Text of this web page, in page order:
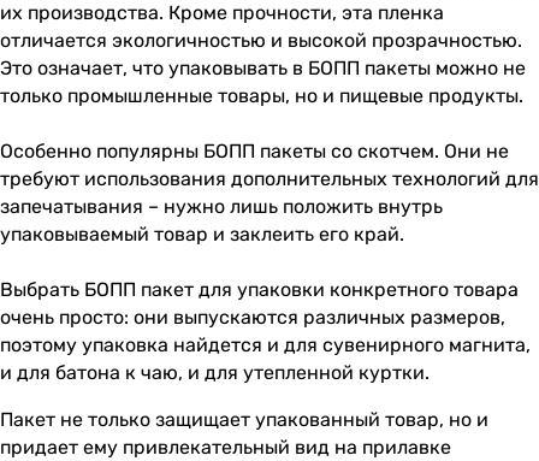
их производства. Кроме прочности, эта пленка
отличается экологичностью и высокой прозрачностью.
Это означает, что упаковывать в БОПП пакеты можно не
только промышленные товары, но и пищевые продукты.
Особенно популярны БОПП пакеты со скотчем. Они не
требуют использования дополнительных технологий для
запечатывания – нужно лишь положить внутрь
упаковываемый товар и заклеить его край.
Выбрать БОПП пакет для упаковки конкретного товара
очень просто: они выпускаются различных размеров,
поэтому упаковка найдется и для сувенирного магнита,
и для батона к чаю, и для утепленной куртки.
Пакет не только защищает упакованный товар, но и
придает ему привлекательный вид на прилавке